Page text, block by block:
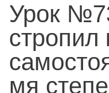
Урок
стропил
мя